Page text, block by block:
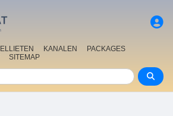
KANALEN
PACKAGES
SITEMAP